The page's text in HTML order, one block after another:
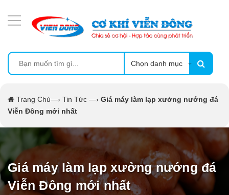
Chọn danh mục
Trang Chủ—› Tin Tức —› Giá máy làm lạp xưởng nướng đá
Viễn Đông mới nhất
Giá máy làm lạp xưởng nướng đá
Viễn Đông mới nhất
MÁY ÉP MÍA TẠO BỌT
MÁY RỬA BÁT SIÊU ÂM
MÁY SẤY THỰC PHẨM CÔNG NGHIỆP
CẨM NANG